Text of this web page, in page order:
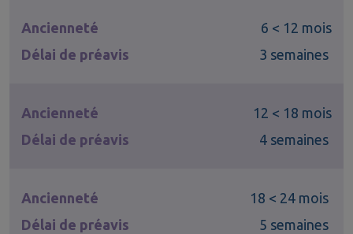
Ancienneté
6 < 12 mois
Délai de préavis
3 semaines
Ancienneté
12 < 18 mois
Délai de préavis
4 semaines
Ancienneté
18 < 24 mois
Délai de préavis
5 semaines